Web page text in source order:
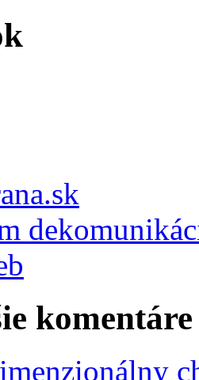
komentáre